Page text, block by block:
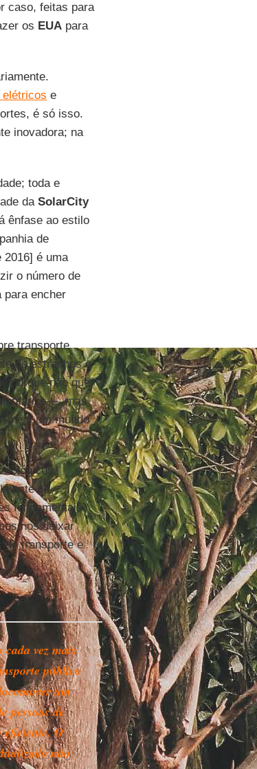
caso, feitas para
os EUApara
e
é só isso.
inovadora; na
toda e
da SolarCity
ênfase ao estilo
de
é uma
o número de
encher
transporte
de estranhos e
porque não quer
mas
em um mundo
se
fundamentais
nos deixar
transporte e
vez mais
público
um
pessoas de
O
não